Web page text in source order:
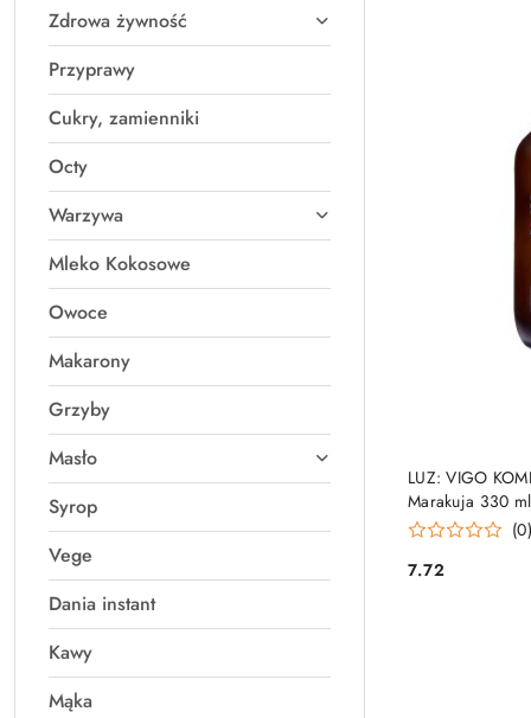
Zdrowa żywność
Przyprawy
Cukry, zamienniki
Octy
Warzywa
Mleko Kokosowe
Owoce
Makarony
Grzyby
Masło
Syrop
Vege
Dania instant
Kawy
Mąka
LUZ: VIGO
Marakuja 330 ml
(0)
Cena:
7.72